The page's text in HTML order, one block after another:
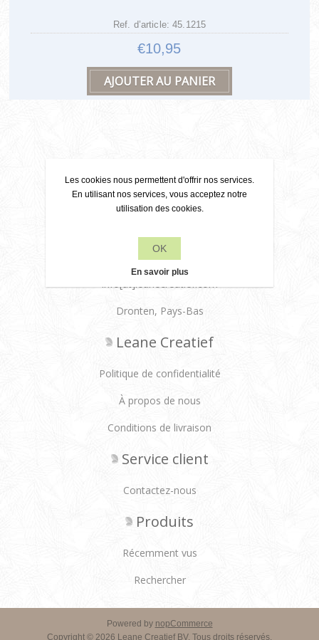
Ref. d’article: 45.1215
€10,95
Contact
+31 6 22 79 49 42
info[at]leanecreatief.com
Dronten, Pays-Bas
Leane Creatief
Politique de confidentialité
À propos de nous
Conditions de livraison
Service client
Contactez-nous
Produits
Récemment vus
Rechercher
Powered by nopCommerce
Copyright © 2026 Leane Creatief BV. Tous droits réservés.
Les cookies nous permettent d'offrir nos services.
En utilisant nos services, vous acceptez notre
utilisation des cookies.
OK
En savoir plus